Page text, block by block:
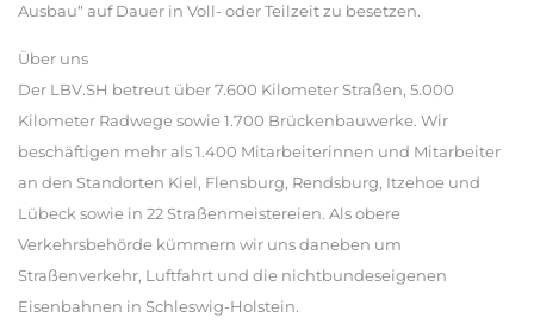
Ausbau“ auf Dauer in Voll- oder Teilzeit zu besetzen.
Über uns
Der LBV.SH betreut über 7.600 Kilometer Straßen, 5.000
Kilometer Radwege sowie 1.700 Brückenbauwerke. Wir
beschäftigen mehr als 1.400 Mitarbeiterinnen und Mitarbeiter
an den Standorten Kiel, Flensburg, Rendsburg, Itzehoe und
Lübeck sowie in 22 Straßenmeistereien. Als obere
Verkehrsbehörde kümmern wir uns daneben um
Straßenverkehr, Luftfahrt und die nichtbundeseigenen
Eisenbahnen in Schleswig-Holstein.